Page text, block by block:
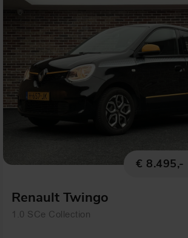
€ 8.495,-
Renault Twingo
1.0 SCe Collection